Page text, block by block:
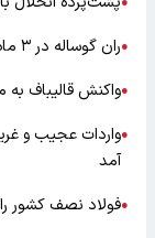
●ران گوساله در ۳ ماه دو برابر شد؛ کسی حواسش هست؟
●واکنش قالیباف به
●واردات عجیب و
آمد
●فولاد نصف کشور